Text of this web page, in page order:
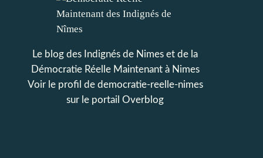
Le blog des Indignés de Nimes et de la
Démocratie Réelle Maintenant à Nimes
Voir le profil de democratie-reelle-nimes
sur le portail Overblog